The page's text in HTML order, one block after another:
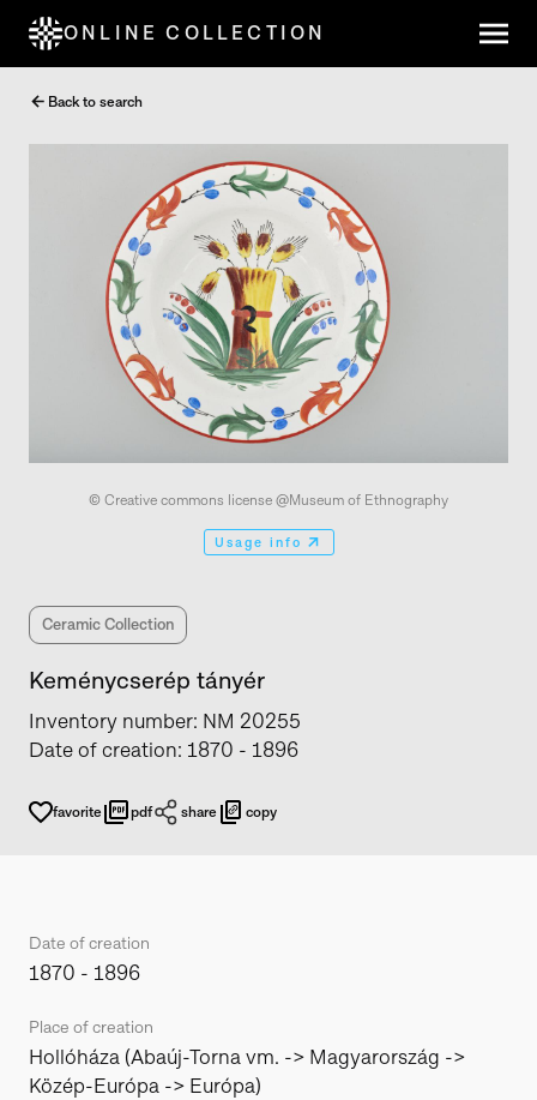
ONLINE COLLECTION
Back to search
© Creative commons license @Museum of Ethnography
Usage info
Ceramic Collection
Keménycserép tányér
Inventory number: NM 20255
Date of creation: 1870 - 1896
favorite pdf share copy
Date of creation
1870 - 1896
Place of creation
Hollóháza (Abaúj-Torna vm. -> Magyarország ->
Közép-Európa -> Európa)